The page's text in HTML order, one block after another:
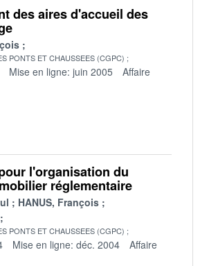
des aires d'accueil des
PONTS ET CHAUSSEES (CGPC)
Mise en ligne: juin 2005
Affaire
l'organisation du
réglementaire
HANUS, François
PONTS ET CHAUSSEES (CGPC)
Mise en ligne: déc. 2004
Affaire